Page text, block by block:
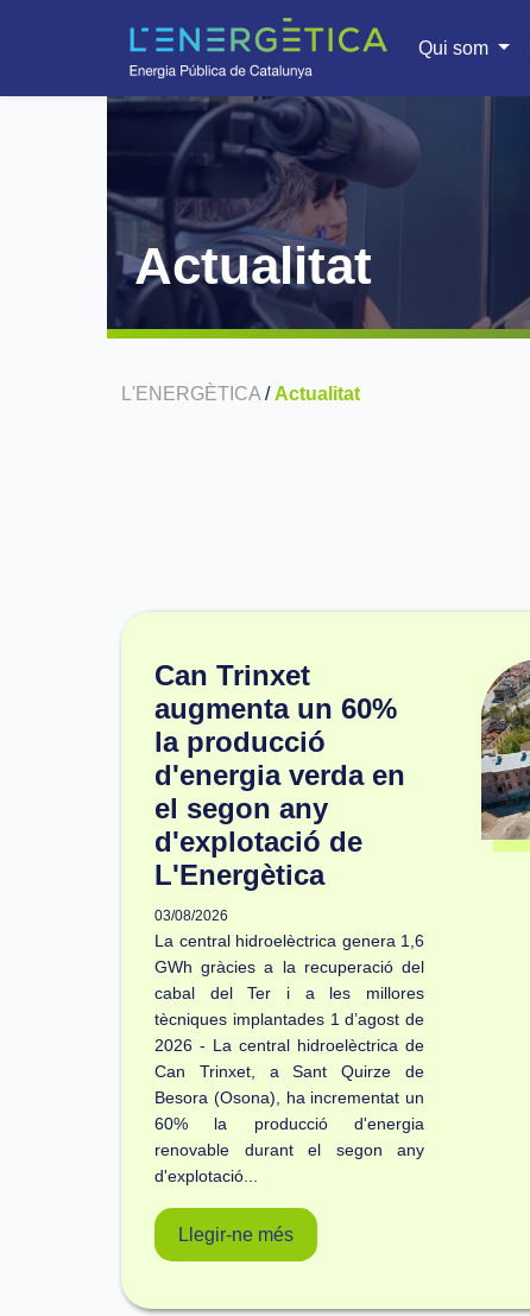
Qui som
Actualitat
L'ENERGÈTICA /Actualitat
Can Trinxet
augmenta un 60%
la producció
d'energia verda en
el segon any
d'explotació de
L'Energètica
03/08/2026
La central hidroelèctrica genera 1,6
GWh gràcies a la recuperació del
cabal del Ter i a les millores
tècniques implantades 1 d’agost de
2026 - La central hidroelèctrica de
Can Trinxet, a Sant Quirze de
Besora (Osona), ha incrementat un
60% la producció d'energia
renovable durant el segon any
d'explotació...
Llegir-ne més